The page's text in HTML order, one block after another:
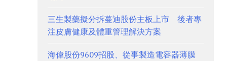
三生製藥擬分拆蔓迪股份主板上市 後者專
注皮膚健康及體重管理解決方案
海偉股份9609招股、從事製造電容器薄膜